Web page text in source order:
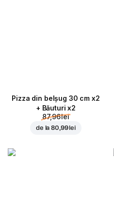
Pizza din belșug 30 cm x2
+ Băuturi x2
87,96 lei
de la80,99 lei